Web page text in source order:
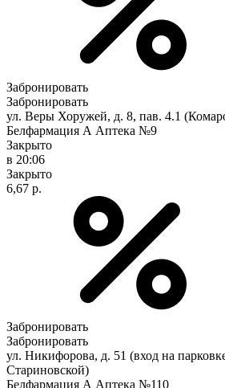
Забронировать
Забронировать
ул. Веры Хоружей, д. 8, пав. 4.1
Белфармация А Аптека №9
Закрыто
в 20:06
Закрыто
6,67 р.
Забронировать
Забронировать
ул. Никифорова, д. 51 (вход на
Стариновской)
Белфармация А Аптека №110